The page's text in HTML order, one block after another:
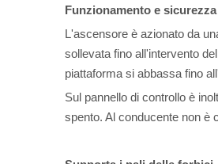
Funzionamento e sicurezza
L'ascensore è azionato da
sollevata fino all'intervento
piattaforma si abbassa fino
Sul pannello di controllo è
spento. Al conducente non è